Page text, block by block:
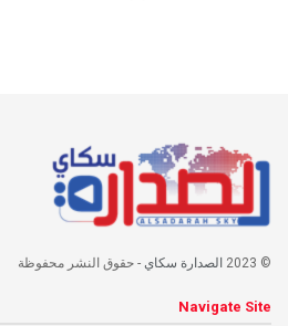
© 2023 الصدارة سكاي - حقوق النشر محفوظة
Navigate Site